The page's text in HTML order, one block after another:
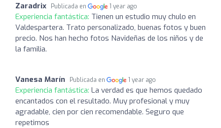
Zaradrix Publicada en 1 year ago
Experiencia fantástica: Tienen un estudio muy chulo en
Valdespartera. Trato personalizado, buenas fotos y buen
precio. Nos han hecho fotos Navideñas de los niños y de
la familia.
Vanesa Marín Publicada en 1 year ago
Experiencia fantástica: La verdad es que hemos quedado
encantados con el resultado. Muy profesional y muy
agradable, cien por cien recomendable. Seguro que
repetimos